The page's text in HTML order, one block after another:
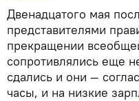
Двенадцатого мая
представителями
прекращении
сопротивлялись еще
сдались и они —
часы, и на низкие